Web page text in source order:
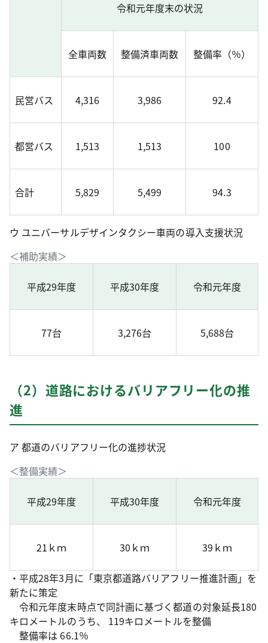
令和元年度末の状況
全車両数 整備済車両数 整備率（％）
民営バス 4,316 3,986 92.4
都営バス 1,513 1,513 100
合計 5,829 5,499 94.3
ウ ユニバーサルデザインタクシー車両の導入支援状況
＜補助実績＞
平成29年度 平成30年度 令和元年度
77台 3,276台 5,688台
（2）道路におけるバリアフリー化の推
進
ア 都道のバリアフリー化の進捗状況
＜整備実績＞
平成29年度 平成30年度 令和元年度
21ｋｍ 30ｋｍ 39ｋｍ
・平成28年3月に「東京都道路バリアフリー推進計画」を
新たに策定
令和元年度末時点で同計画に基づく都道の対象延長180
キロメートルのうち、 119キロメートルを整備
整備率は 66.1％